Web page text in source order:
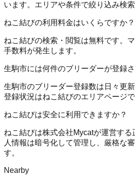
います。エリアや条件で絞り込み検索
ねこ結びの利用料金はいくらですか？
ねこ結びの検索・閲覧は無料です。
手数料が発生します。
生駒市には何件のブリーダーが登録
生駒市のブリーダー登録数は日々更
登録状況はねこ結びのエリアページで
ねこ結びは安全に利用できますか？
ねこ結びは株式会社Mycatが運営す
人情報は暗号化して管理し、厳格な
す。
Nearby